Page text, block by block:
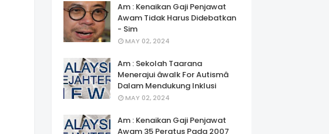
Am : Kenaikan Gaji Penjawat
Awam Tidak Harus Didebatkan
- Sim
MAY 02, 2024
Am : Sekolah Taarana
Menerajui âwalk For Autismâ
Dalam Mendukung Inklusi
MAY 02, 2024
Am : Kenaikan Gaji Penjawat
Awam 35 Peratus Pada 2007